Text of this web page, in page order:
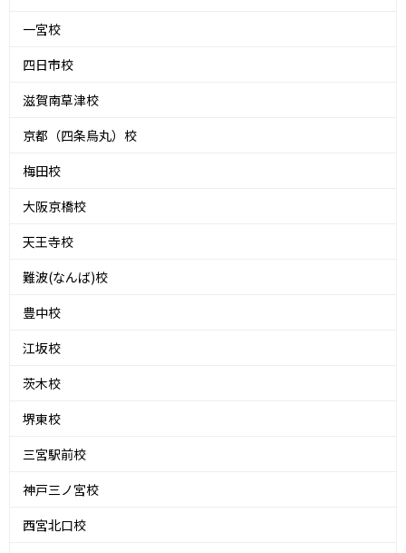
一宮校
四日市校
滋賀南草津校
京都（四条烏丸）校
梅田校
大阪京橋校
天王寺校
難波(なんば)校
豊中校
江坂校
茨木校
堺東校
三宮駅前校
神戸三ノ宮校
西宮北口校